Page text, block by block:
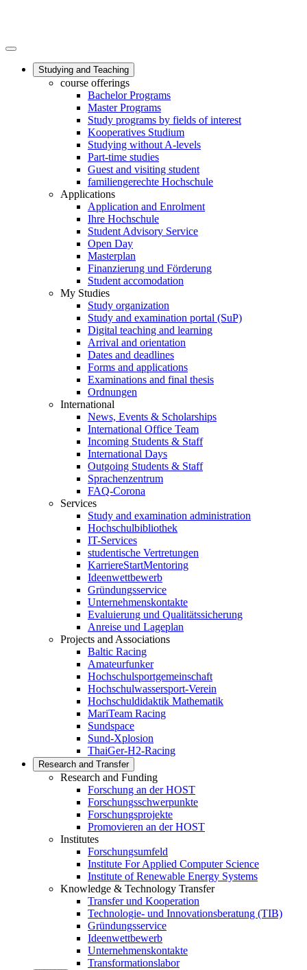
Studying and Teaching
course offerings
Bachelor Programs
Master Programs
Study programs by fields of interest
Kooperatives Studium
Studying without A-levels
Part-time studies
Guest and visiting student
familiengerechte Hochschule
Applications
Application and Enrolment
Ihre Hochschule
Student Advisory Service
Open Day
Masterplan
Finanzierung und Förderung
Student accomodation
My Studies
Study organization
Study and examination portal (SuP)
Digital teaching and learning
Arrival and orientation
Dates and deadlines
Forms and applications
Examinations and final thesis
Ordnungen
International
News, Events & Scholarships
International Office Team
Incoming Students & Staff
International Days
Outgoing Students & Staff
Sprachenzentrum
FAQ-Corona
Services
Study and examination administration
Hochschulbibliothek
IT-Services
studentische Vertretungen
KarriereStartMentoring
Ideenwettbewerb
Gründungsservice
Unternehmenskontakte
Evaluierung und Qualitätssicherung
Anreise und Lageplan
Projects and Associations
Baltic Racing
Amateurfunker
Hochschulsportgemeinschaft
Hochschulwassersport-Verein
Hochschuldidaktik Mathematik
MariTeam Racing
Sundspace
Sund-Xplosion
ThaiGer-H2-Racing
Research and Transfer
Research and Funding
Forschung an der HOST
Forschungsschwerpunkte
Forschungsprojekte
Promovieren an der HOST
Institutes
Forschungsumfeld
Institute For Applied Computer Science
Institute of Renewable Energy Systems
Knowledge & Technology Transfer
Transfer und Kooperation
Technologie- und Innovationsberatung (TIB)
Gründungsservice
Ideenwettbewerb
Unternehmenskontakte
Transformationslabor